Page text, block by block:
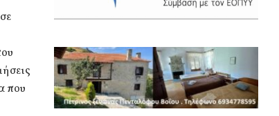
που